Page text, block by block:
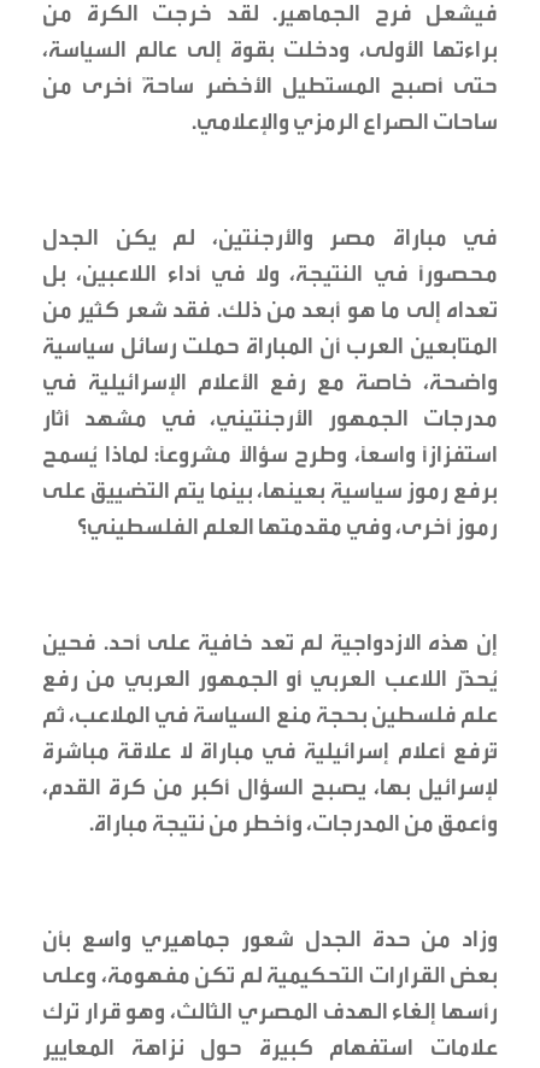
فيشعل فرح الجماهير. لقد خرجت الكرة من
براءتها الأولى، ودخلت بقوة إلى عالم السياسة،
حتى أصبح المستطيل الأخضر ساحةً أخرى من
ساحات الصراع الرمزي والإعلامي.
في مباراة مصر والأرجنتين، لم يكن الجدل
محصوراً في النتيجة، ولا في أداء اللاعبين، بل
تعداه إلى ما هو أبعد من ذلك. فقد شعر كثير من
المتابعين العرب أن المباراة حملت رسائل سياسية
واضحة، خاصة مع رفع الأعلام الإسرائيلية في
مدرجات الجمهور الأرجنتيني، في مشهد أثار
استفزازاً واسعاً، وطرح سؤالاً مشروعاً: لماذا يُسمح
برفع رموز سياسية بعينها، بينما يتم التضييق على
رموز أخرى، وفي مقدمتها العلم الفلسطيني؟
إن هذه الازدواجية لم تعد خافية على أحد. فحين
يُحذَّر اللاعب العربي أو الجمهور العربي من رفع
علم فلسطين بحجة منع السياسة في الملاعب، ثم
تُرفع أعلام إسرائيلية في مباراة لا علاقة مباشرة
لإسرائيل بها، يصبح السؤال أكبر من كرة القدم،
وأعمق من المدرجات، وأخطر من نتيجة مباراة.
وزاد من حدة الجدل شعور جماهيري واسع بأن
بعض القرارات التحكيمية لم تكن مفهومة، وعلى
رأسها إلغاء الهدف المصري الثالث، وهو قرار ترك
علامات استفهام كبيرة حول نزاهة المعايير